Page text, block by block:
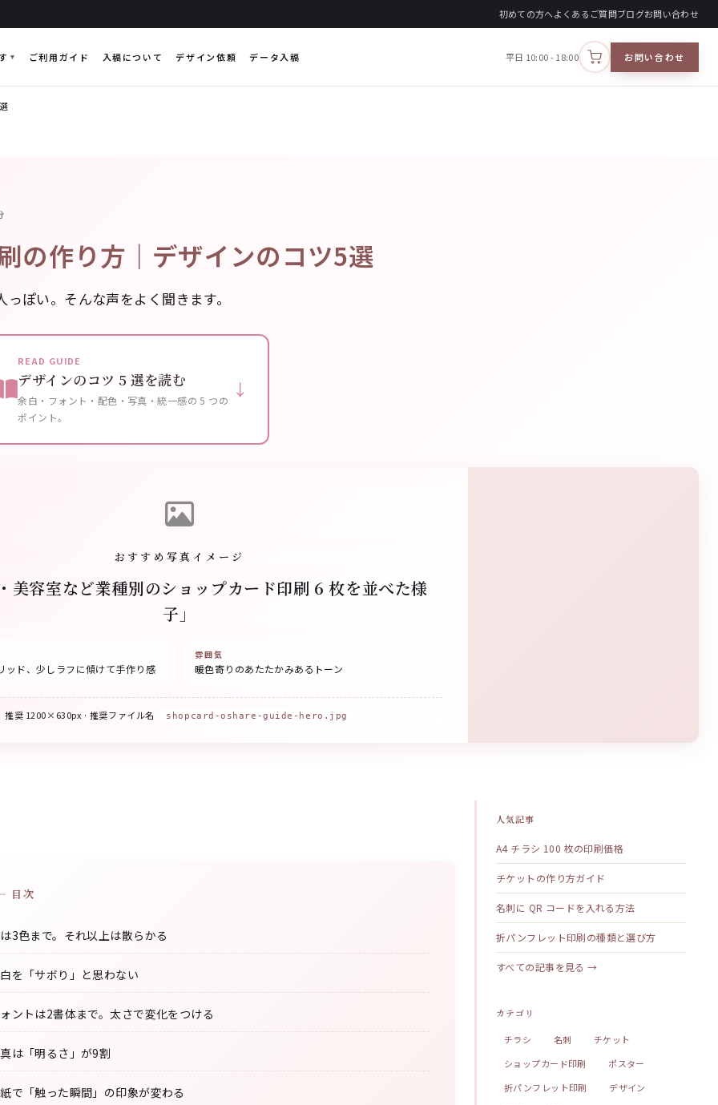
初めての方へよくあるご質問ブログお問い合わせ
ご利用ガイド 入稿について デザイン依頼 データ入稿 平日 10:00 - 18:00
カートを見る
お問い合わせ
の作り方｜デザインのコツ5選
ぽい。そんな声をよく聞きます。
READ GUIDE
デザインのコツ 5 選を読む
余白・フォント・配色・写真・統一感の 5 つの
ポイント。
↓
おすすめ写真イメージ
・美容室など業種別のショップカード印刷 6 枚を並べた様
子」
ッド、少しラフに傾けて手作り感
雰囲気
暖色寄りのあたたかみあるトーン
推奨 1200×630px · 推奨ファイル名 shopcard-oshare-guide-hero.jpg
目次
3色まで。それ以上は散らかる
を「サボり」と思わない
ントは2書体まで。太さで変化をつける
は「明るさ」が9割
で「触った瞬間」の印象が変わる
人気記事
A4 チラシ 100 枚の印刷価格
チケットの作り方ガイド
名刺に QR コードを入れる方法
折パンフレット印刷の種類と選び方
すべての記事を見る →
カテゴリ
チラシ 名刺
チケット
ショップカード印刷
ポスター
折パンフレット印刷
デザイン